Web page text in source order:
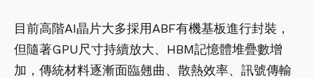
目前高階AI晶片大多採用ABF有機基板進行封裝，
但隨著GPU尺寸持續放大、HBM記憶體堆疊數增
加，傳統材料逐漸面臨翹曲、散熱效率、訊號傳輸